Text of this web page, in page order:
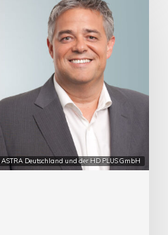
Deutschland und der HD PLUS GmbH